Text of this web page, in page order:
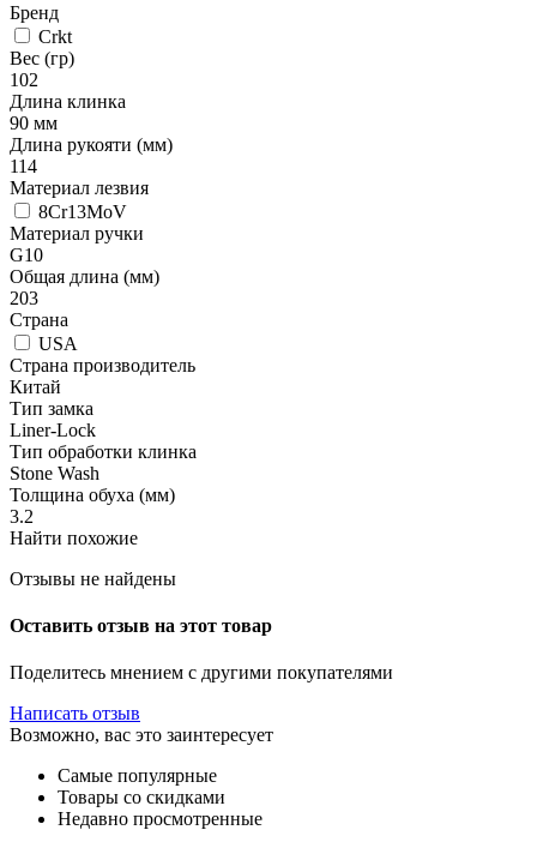
Бренд
Crkt
Вес (гр)
102
Длина клинка
90 мм
Длина рукояти (мм)
114
Материал лезвия
8Cr13MoV
Материал ручки
G10
Общая длина (мм)
203
Страна
USA
Страна производитель
Китай
Тип замка
Liner-Lock
Тип обработки клинка
Stone Wash
Толщина обуха (мм)
3.2
Найти похожие
Отзывы не найдены
Оставить отзыв на этот товар
Поделитесь мнением с другими покупателями
Написать отзыв
Возможно, вас это заинтересует
Самые популярные
Товары со скидками
Недавно просмотренные